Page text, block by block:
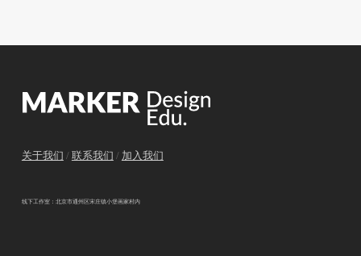
关于我们 / 联系我们 / 加入我们
线下工作室：北京市通州区宋庄镇小堡画家村内